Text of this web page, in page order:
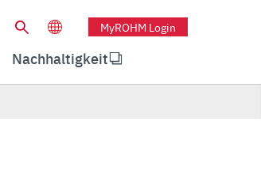
MyROHM Login
Nachhaltigkeit